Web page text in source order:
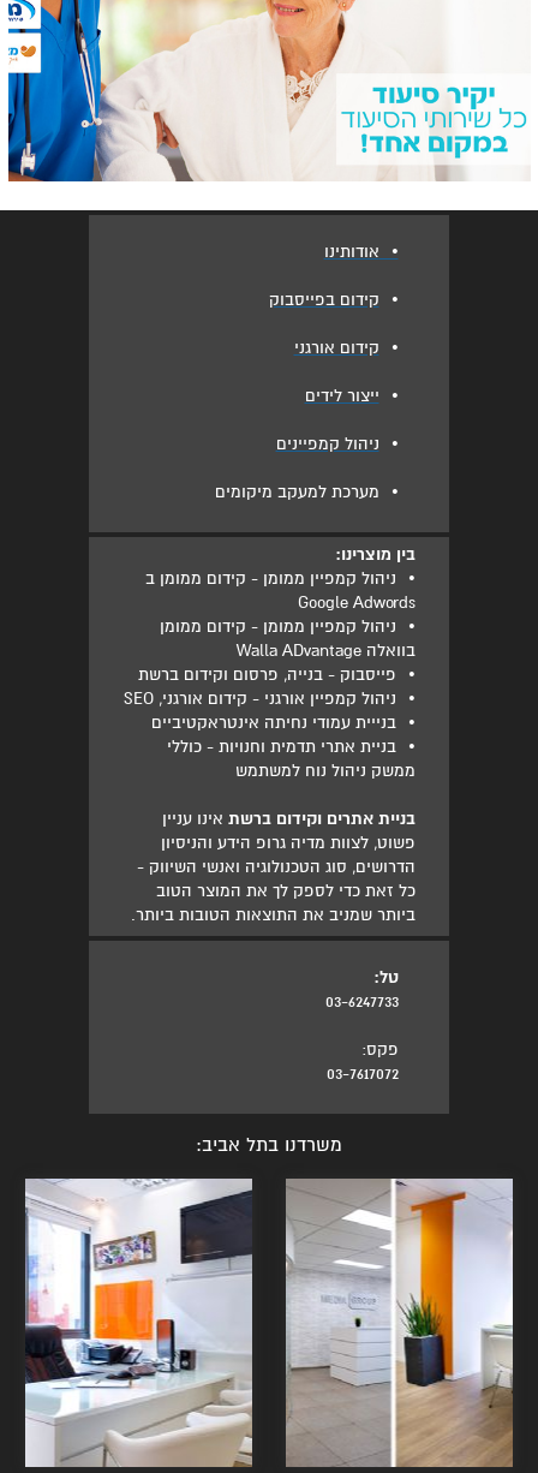
בין מוצרינו:
•
ניהול קמפיין ממומן - קידום ממומן ב
Google Adwords
•
ניהול קמפיין ממומן - קידום ממומן
בוואלה Walla ADvantage
• פייסבוק - בנייה, פרסום וקידום ברשת
• ניהול קמפיין אורגני - קידום אורגני, SEO
• בנייית עמודי נחיתה אינטראקטיביים
•
בניית אתרי תדמית וחנויות - כוללי
ממשק ניהול נוח למשתמש
בניית אתרים וקידום ברשתאינו עניין
פשוט, לצוות מדיה גרופ הידע והניסיון
הדרושים, סוג הטכנולוגיה ואנשי השיווק -
כל זאת כדי לספק לך את המוצר הטוב
ביותר שמניב את התוצאות הטובות ביותר.
• אודותינו
• קידום בפייסבוק
• קידום אורגני
• ייצור לידים
• ניהול קמפיינים
• מערכת למעקב מיקומים
טל:
03-6247733
פקס:
03-7617072
משרדנו בתל אביב: